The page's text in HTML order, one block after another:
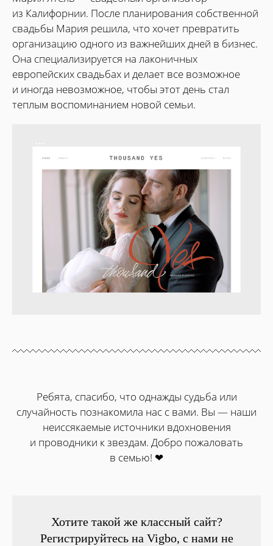
из Калифорнии. После планирования собственной
свадьбы Мария решила, что хочет превратить
организацию одного из важнейших дней в бизнес.
Она специализируется на лаконичных
европейских свадьбах и делает все возможное
и иногда невозможное, чтобы этот день стал
теплым воспоминанием новой семьи.
Ребята, спасибо, что однажды судьба или
случайность познакомила нас с вами. Вы — наши
неиссякаемые источники вдохновения
и проводники к звездам. Добро пожаловать
в семью! ❤
Хотите такой же классный сайт?
Регистрируйтесь на Vigbo, с нами не